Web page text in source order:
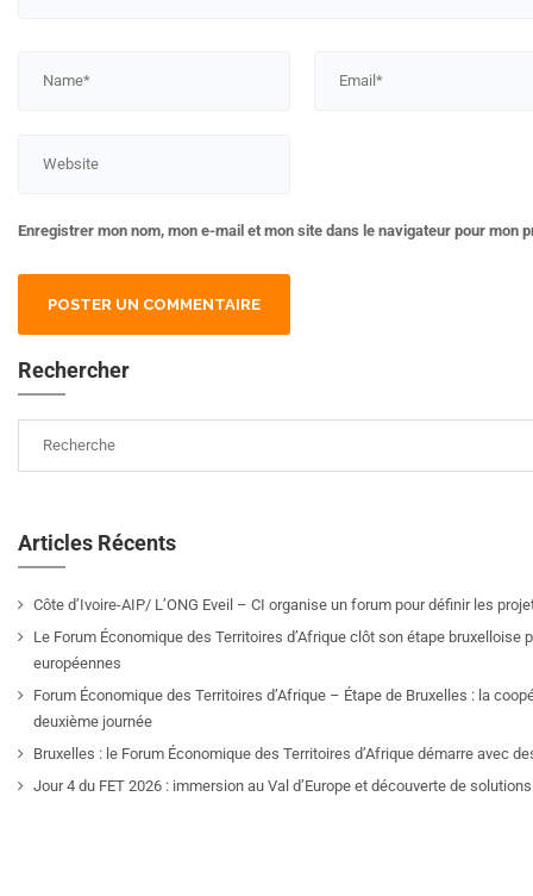
Enregistrer mon nom, mon e-mail et mon site dans le navigateur pour mon
Rechercher
Articles Récents
Côte d’Ivoire-AIP/ L’ONG Eveil – CI organise un forum pour définir les
Le Forum Économique des Territoires d’Afrique clôt son étape
européennes
Forum Économique des Territoires d’Afrique – Étape de Bruxelles : la
deuxième journée
Bruxelles : le Forum Économique des Territoires d’Afrique démarre avec
Jour 4 du FET 2026 : immersion au Val d’Europe et découverte de